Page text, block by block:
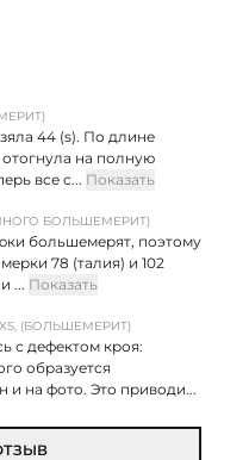
44 (s). По длине
отогнула на полную
все с... Показать
БОЛЬШЕМЕРИТ)
большемерят, поэтому
78 (талия) и 102
... Показать
(БОЛЬШЕМЕРИТ)
с дефектом кроя:
образуется
и на фото. Это приводи...